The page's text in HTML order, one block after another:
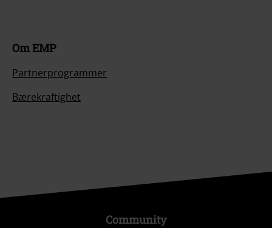
Om EMP
Partnerprogrammer
Bærekraftighet
Community